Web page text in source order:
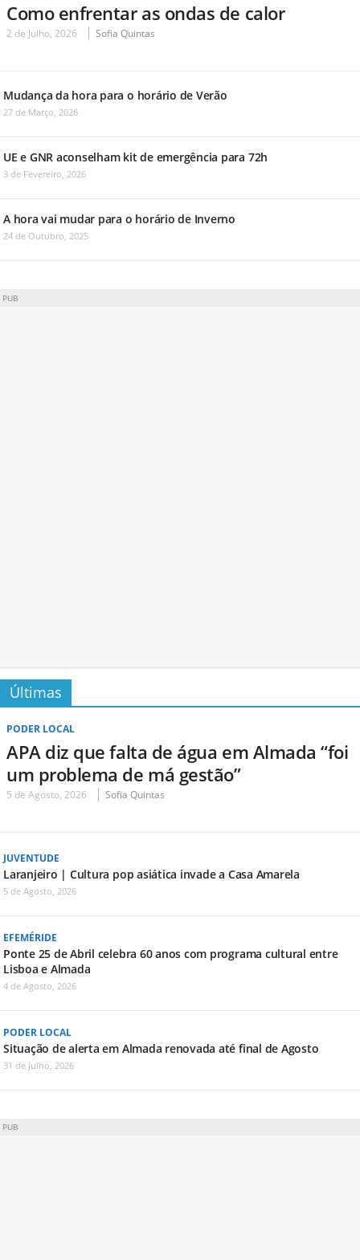
Como enfrentar as ondas de calor
2 de Julho, 2026 Sofia Quintas
Mudança da hora para o horário de Verão
27 de Março, 2026
UE e GNR aconselham kit de emergência para 72h
3 de Fevereiro, 2026
A hora vai mudar para o horário de Inverno
24 de Outubro, 2025
PUB
Últimas
PODER LOCAL
APA diz que falta de água em Almada “foi
um problema de má gestão”
5 de Agosto, 2026 Sofia Quintas
JUVENTUDE
Laranjeiro | Cultura pop asiática invade a Casa Amarela
5 de Agosto, 2026
EFEMÉRIDE
Ponte 25 de Abril celebra 60 anos com programa cultural entre
Lisboa e Almada
4 de Agosto, 2026
PODER LOCAL
Situação de alerta em Almada renovada até final de Agosto
31 de Julho, 2026
PUB